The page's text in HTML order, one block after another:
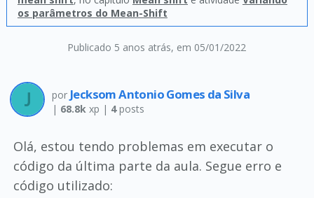
Publicado 5 anos atrás, em 05/01/2022
os parâmetros do Mean-Shift
por Jecksom Antonio Gomes da Silva
| 68.8kxp | 4posts
Olá, estou tendo problemas em executar o
código da última parte da aula. Segue erro e
código utilizado: